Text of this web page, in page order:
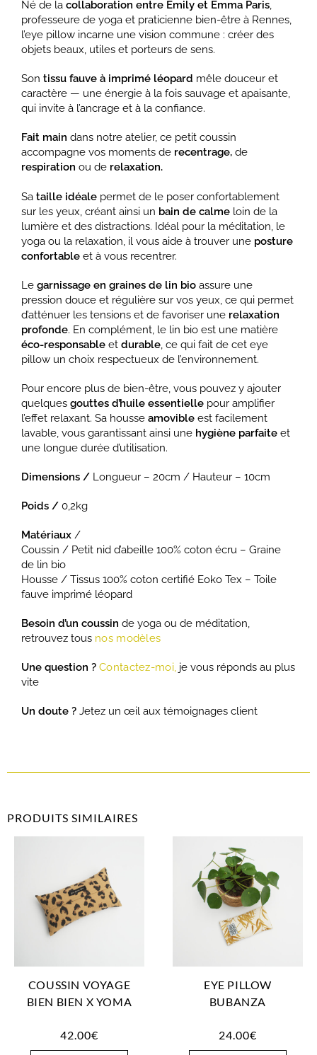
Né de la collaboration entre Emily et Emma Paris,
professeure de yoga et praticienne bien-être à Rennes,
l’eye pillow incarne une vision commune : créer des
objets beaux, utiles et porteurs de sens.
Son tissu fauve à imprimé léopard mêle douceur et
caractère — une énergie à la fois sauvage et apaisante,
qui invite à l’ancrage et à la confiance.
Fait main dans notre atelier, ce petit coussin
accompagne vos moments de recentrage, de
respiration ou de relaxation.
Sa taille idéale permet de le poser confortablement
sur les yeux, créant ainsi un bain de calme loin de la
lumière et des distractions. Idéal pour la méditation, le
yoga ou la relaxation, il vous aide à trouver une posture
confortable et à vous recentrer.
Le garnissage en graines de lin bio assure une
pression douce et régulière sur vos yeux, ce qui permet
d’atténuer les tensions et de favoriser une relaxation
profonde. En complément, le lin bio est une matière
éco-responsable et durable, ce qui fait de cet eye
pillow un choix respectueux de l’environnement.
Pour encore plus de bien-être, vous pouvez y ajouter
quelques gouttes d’huile essentielle pour amplifier
l’effet relaxant. Sa housse amovible est facilement
lavable, vous garantissant ainsi une hygiène parfaite et
une longue durée d’utilisation.
Dimensions / Longueur – 20cm / Hauteur – 10cm
Poids / 0,2kg
Matériaux /
Coussin / Petit nid d’abeille 100% coton écru – Graine
de lin bio
Housse / Tissus 100% coton certifié Eoko Tex – Toile
fauve imprimé léopard
Besoin d’un coussin de yoga ou de méditation,
retrouvez tous nos modèles
Une question ? Contactez-moi, je vous réponds au plus
vite
Un doute ? Jetez un œil aux témoignages client
PRODUITS SIMILAIRES
COUSSIN VOYAGE
BIEN BIEN X YOMA
42.00€
EYE PILLOW
BUBANZA
24.00€